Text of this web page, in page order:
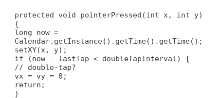
protected void pointerPressed(int x, int y)
{
long now =
Calendar.getInstance().getTime().getTime();
setXY(x, y);
if (now - lastTap < doubleTapInterval) {
// double-tap?
vx = vy = 0;
return;
}